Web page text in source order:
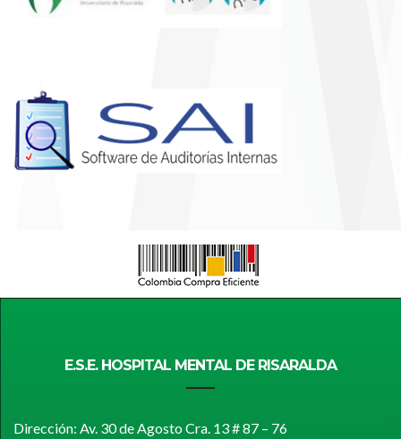
E.S.E. HOSPITAL MENTAL DE RISARALDA
Dirección: Av. 30 de Agosto Cra. 13 # 87 – 76